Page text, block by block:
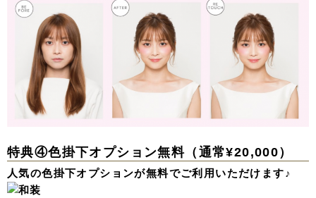
特典④色掛下オプション無料（通常¥20,000）
人気の色掛下オプションが無料でご利用いただけます♪